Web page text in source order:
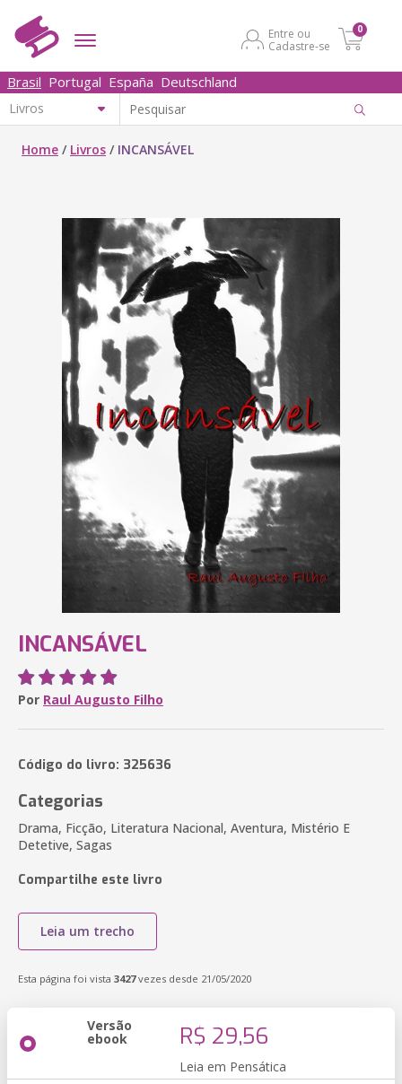
Entre ou
Cadastre-se
0
Brasil Portugal España Deutschland
Home / Livros / INCANSÁVEL
INCANSÁVEL
Por Raul Augusto Filho
Código do livro: 325636
Categorias
Drama, Ficção, Literatura Nacional, Aventura, Mistério E
Detetive, Sagas
Compartilhe este livro
Leia um trecho
Esta página foi vista 3427vezes desde 21/05/2020
Versão
ebook R$ 29,56
Leia em Pensática